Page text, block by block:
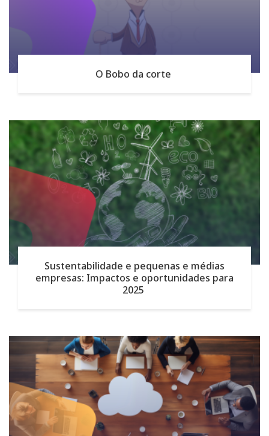
O Bobo da corte
Sustentabilidade e pequenas e médias
empresas: Impactos e oportunidades para
2025